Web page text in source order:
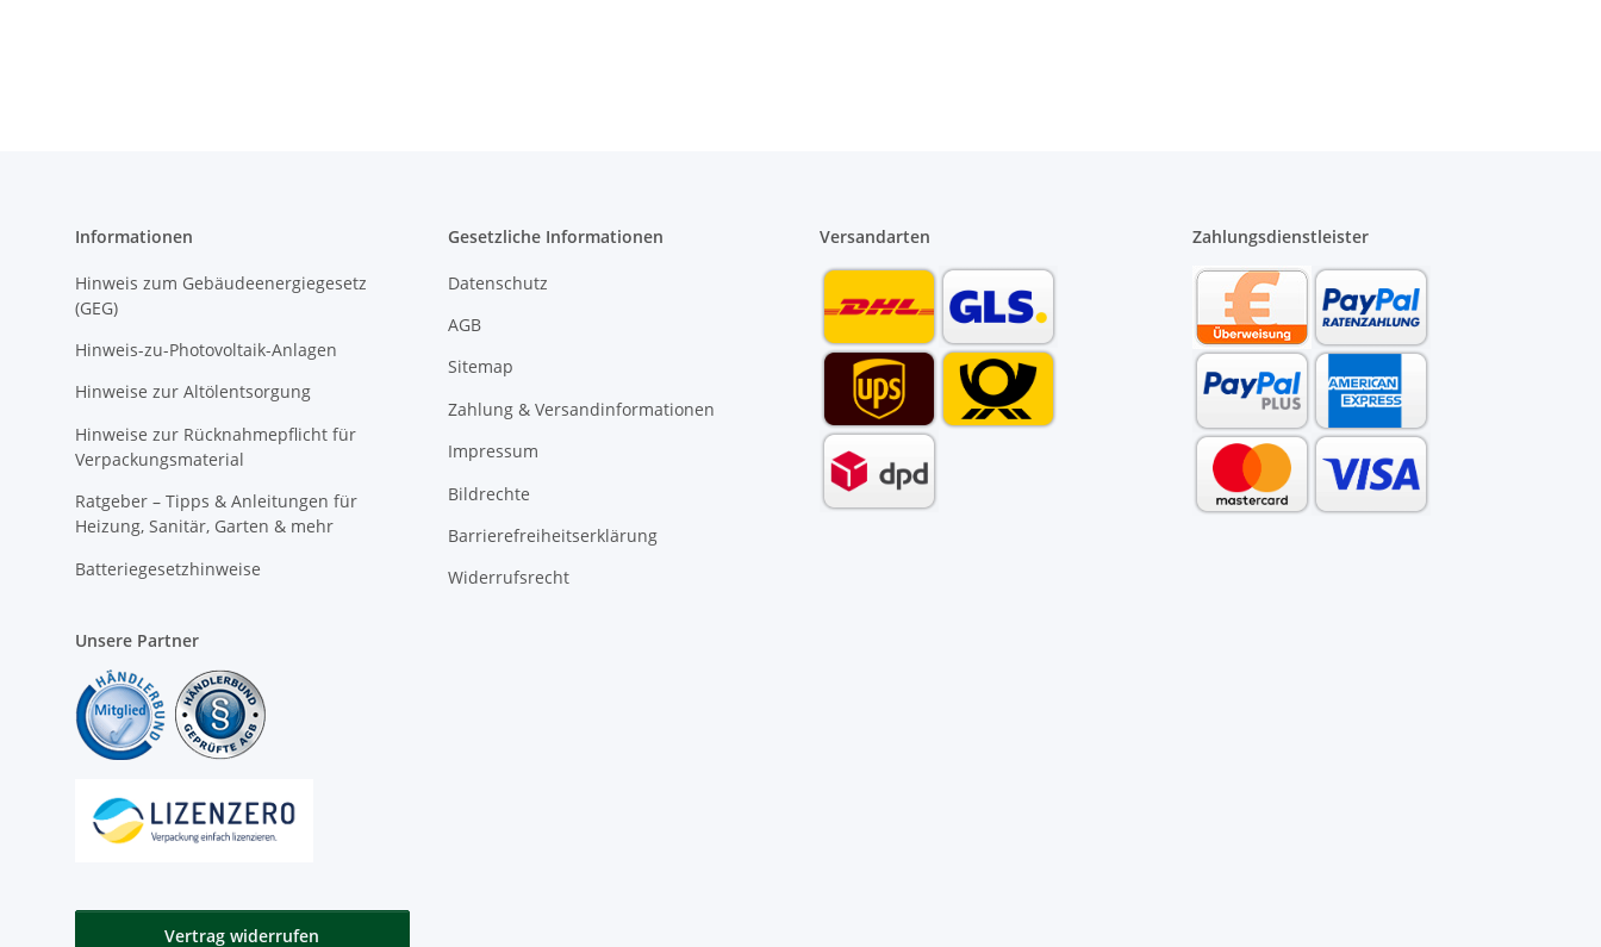
Informationen
Hinweis zum Gebäudeenergiegesetz
(GEG)
Hinweis-zu-Photovoltaik-Anlagen
Hinweise zur Altölentsorgung
Hinweise zur Rücknahmepflicht für
Verpackungsmaterial
Ratgeber – Tipps & Anleitungen für
Heizung, Sanitär, Garten & mehr
Batteriegesetzhinweise
Gesetzliche Informationen
Datenschutz
AGB
Sitemap
Zahlung & Versandinformationen
Impressum
Bildrechte
Barrierefreiheitserklärung
Widerrufsrecht
Versandarten Zahlungsdienstleister
Unsere Partner
Vertrag widerrufen